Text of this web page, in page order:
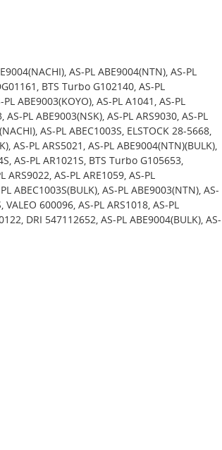
AS-PL ABE9004(NTN), AS-PL
BTS Turbo G102140, AS-PL
ABE9003(KOYO), AS-PL A1041, AS-PL
PL ABE9003(NSK), AS-PL ARS9030, AS-PL
AS-PL ABEC1003S, ELSTOCK 28-5668,
AS-PL ARS5021, AS-PL ABE9004(NTN)(BULK),
AS-PL AR1021S, BTS Turbo G105653,
ARS9022, AS-PL ARE1059, AS-PL
ABEC1003S(BULK), AS-PL ABE9003(NTN), AS-
VALEO 600096, AS-PL ARS1018, AS-PL
DRI 547112652, AS-PL ABE9004(BULK), AS-